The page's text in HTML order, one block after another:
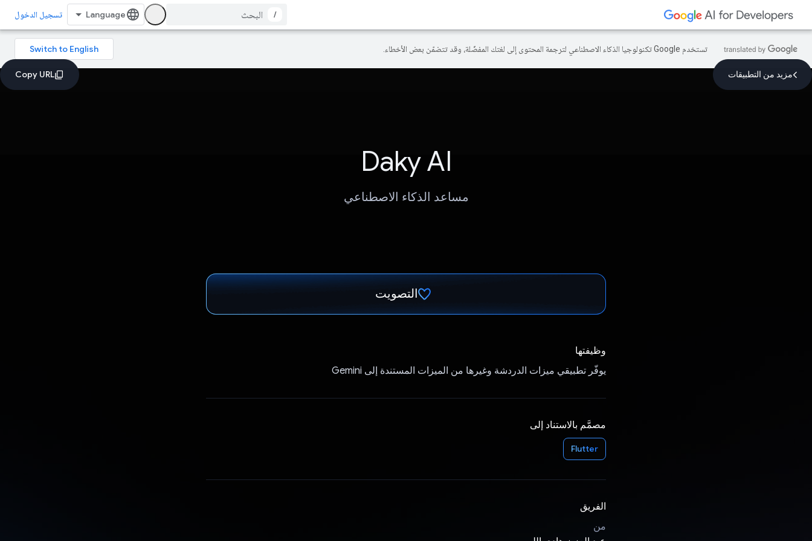
/ تسجيل الدخول
تستخدم Google تكنولوجيا الذكاء الاصطناعي لترجمة المحتوى إلى لغتك المفضّلة، وقد تتضمّن بعض الأخطاء.
مزيد من التطبيقات
Daky AI
مساعد الذكاء الاصطناعي
التصويت
وظيفتها
يوفّر تطبيقي ميزات الدردشة وغيرها من الميزات المستندة إلى Gemini
مصمَّم بالاستناد إلى
Flutter
الفريق
من